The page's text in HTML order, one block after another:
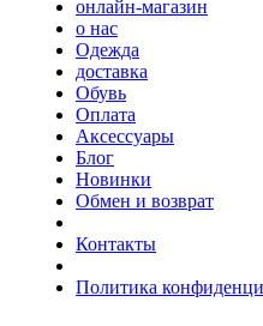
онлайн-магазин
о нас
Одежда
доставка
Обувь
Оплата
Аксессуары
Блог
Новинки
Обмен и возврат
Контакты
Политика